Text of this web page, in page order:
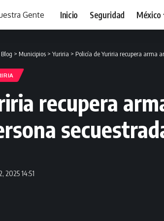
Inicio Seguridad México
Blog > Municipios > Yuriria > Policía de Yuriria recupera arma
recupera
2025 14:51